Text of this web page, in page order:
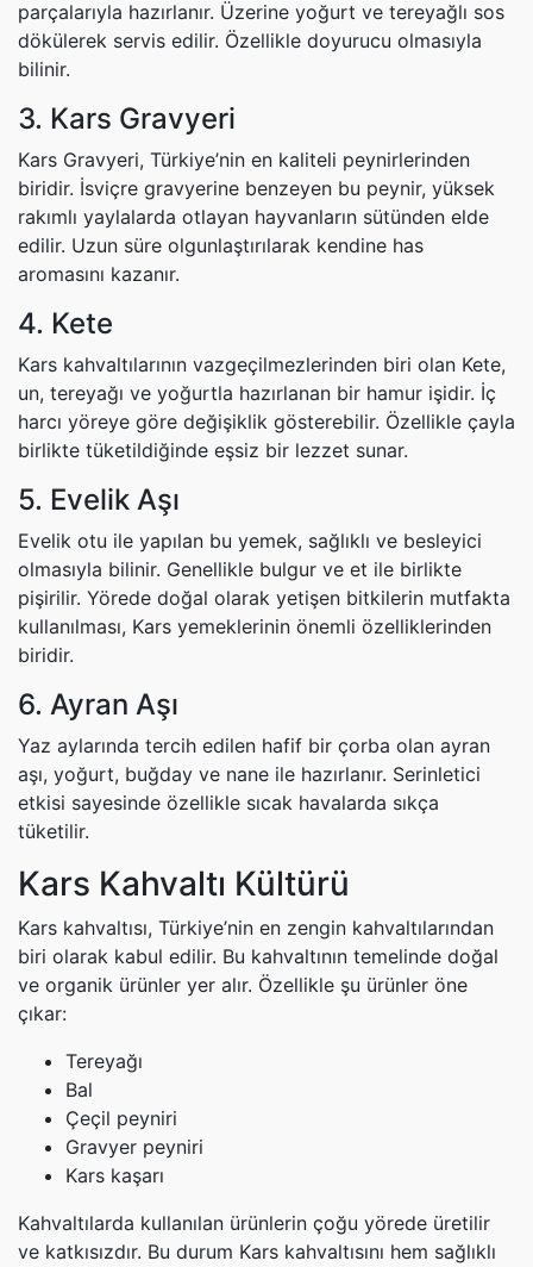
parçalarıyla hazırlanır. Üzerine yoğurt ve tereyağlı sos
dökülerek servis edilir. Özellikle doyurucu olmasıyla
bilinir.
3. Kars Gravyeri
Kars Gravyeri, Türkiye’nin en kaliteli peynirlerinden
biridir. İsviçre gravyerine benzeyen bu peynir, yüksek
rakımlı yaylalarda otlayan hayvanların sütünden elde
edilir. Uzun süre olgunlaştırılarak kendine has
aromasını kazanır.
4. Kete
Kars kahvaltılarının vazgeçilmezlerinden biri olan Kete,
un, tereyağı ve yoğurtla hazırlanan bir hamur işidir. İç
harcı yöreye göre değişiklik gösterebilir. Özellikle çayla
birlikte tüketildiğinde eşsiz bir lezzet sunar.
5. Evelik Aşı
Evelik otu ile yapılan bu yemek, sağlıklı ve besleyici
olmasıyla bilinir. Genellikle bulgur ve et ile birlikte
pişirilir. Yörede doğal olarak yetişen bitkilerin mutfakta
kullanılması, Kars yemeklerinin önemli özelliklerinden
biridir.
6. Ayran Aşı
Yaz aylarında tercih edilen hafif bir çorba olan ayran
aşı, yoğurt, buğday ve nane ile hazırlanır. Serinletici
etkisi sayesinde özellikle sıcak havalarda sıkça
tüketilir.
Kars Kahvaltı Kültürü
Kars kahvaltısı, Türkiye’nin en zengin kahvaltılarından
biri olarak kabul edilir. Bu kahvaltının temelinde doğal
ve organik ürünler yer alır. Özellikle şu ürünler öne
çıkar:
Tereyağı
Bal
Çeçil peyniri
Gravyer peyniri
Kars kaşarı
Kahvaltılarda kullanılan ürünlerin çoğu yörede üretilir
ve katkısızdır. Bu durum Kars kahvaltısını hem sağlıklı